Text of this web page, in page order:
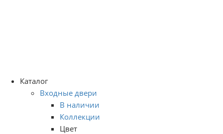
Каталог
Входные двери
В наличии
Коллекции
Цвет